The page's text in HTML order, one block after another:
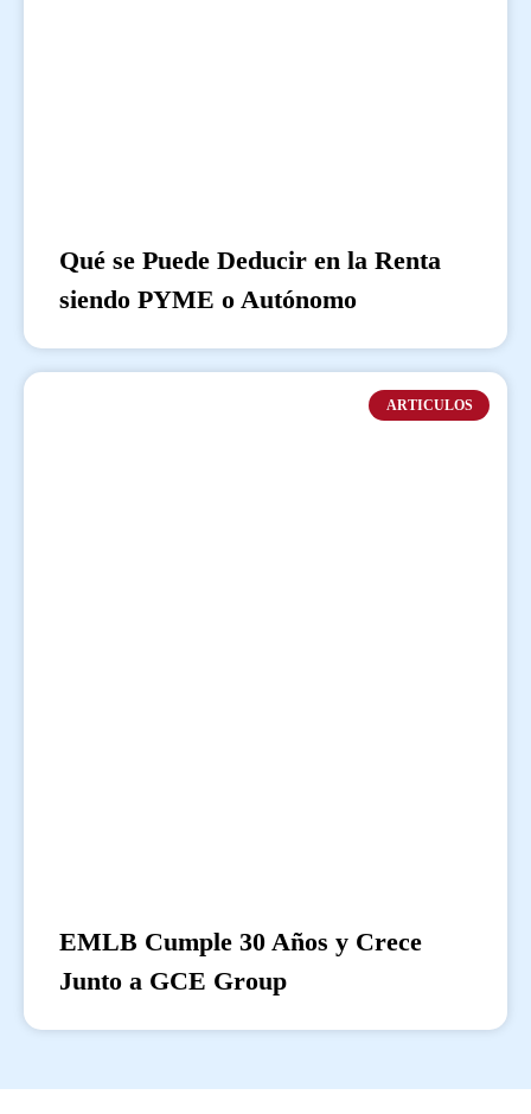
Qué se Puede Deducir en la Renta
siendo PYME o Autónomo
ARTICULOS
EMLB Cumple 30 Años y Crece
Junto a GCE Group